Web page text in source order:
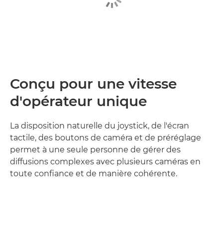
Conçu pour une vitesse
d'opérateur unique
La disposition naturelle du joystick, de l'écran
tactile, des boutons de caméra et de préréglage
permet à une seule personne de gérer des
diffusions complexes avec plusieurs caméras en
toute confiance et de manière cohérente.